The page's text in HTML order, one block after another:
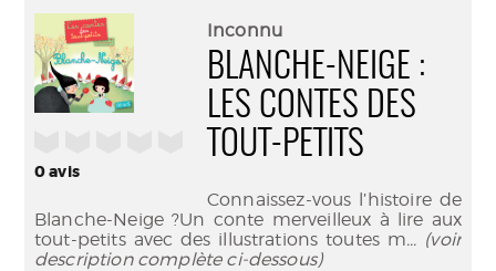
0avis
Inconnu
BLANCHE-NEIGE :
LES CONTES DES
TOUT-PETITS
Connaissez-vous l’histoire de
Blanche-Neige ?Un conte merveilleux à lire aux
tout-petits avec des illustrations toutes m... (voir
description complète ci-dessous)